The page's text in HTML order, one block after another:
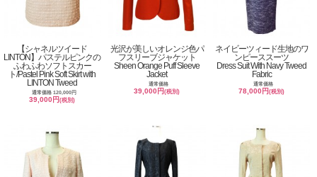
【シャネルツイード
LINTON】パステルピンクの
ふわふわソフトスカー
ト/Pastel Pink Soft Skirt with
LINTON Tweed
通常価格 120,000円
39,000円(税別)
光沢が美しいオレンジ色パ
フスリーブジャケット
Sheen Orange Puff Sleeve
Jacket
通常価格
39,000円(税別)
ネイビーツィード生地のワ
ンピーススーツ
Dress Suit With Navy Tweed
Fabric
通常価格
78,000円(税別)